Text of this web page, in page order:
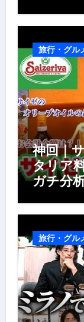
風景】
旅行・グル
神回｜
タリア
ガチ分
旅行・グル